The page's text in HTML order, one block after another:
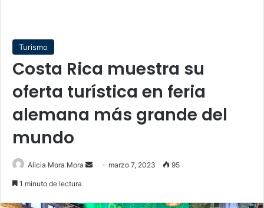
Turismo
Costa Rica muestra su
oferta turística en feria
alemana más grande del
mundo
Alicia Mora Mora
Send marzo 7, 2023 95
1 minuto de lectura